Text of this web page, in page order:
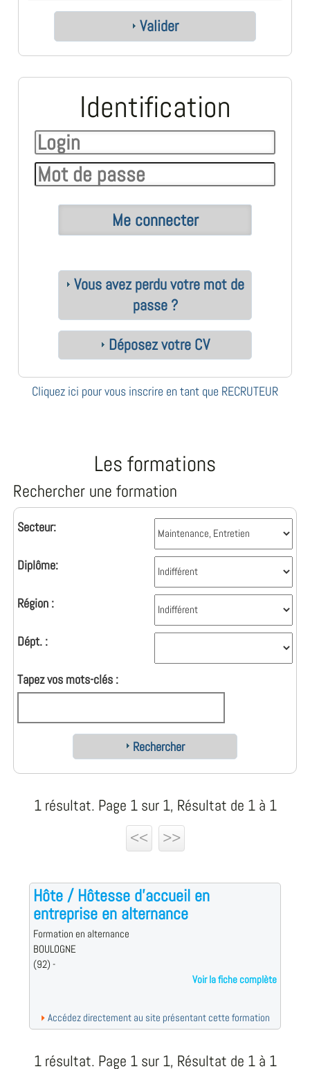
Valider
Identification
Vous avez perdu votre mot de
passe ?
Déposez votre CV
Cliquez ici pour vous inscrire en tant que RECRUTEUR
Les formations
Rechercher une formation
Secteur:
Diplôme:
Région :
Dépt. :
Tapez vos mots-clés :
Rechercher
1 résultat. Page 1 sur 1, Résultat de 1 à 1
<<
>>
Hôte / Hôtesse d'accueil en
entreprise en alternance
Formation en alternance
BOULOGNE
(92) -
Voir la fiche complète
Accédez directement au site présentant cette formation
1 résultat. Page 1 sur 1, Résultat de 1 à 1